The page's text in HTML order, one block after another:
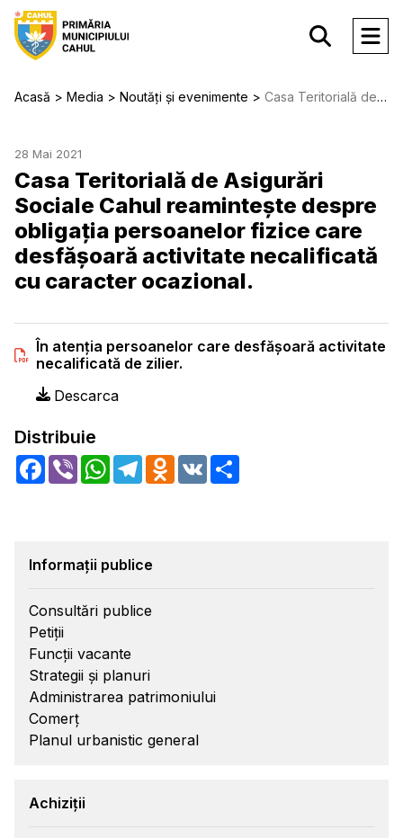
Acasă Media Noutăți și evenimente Casa Teritorială de Asigurări Sociale Cahul reamintește despre obligația persoanelor fizice care desfășoară activitate necalificată cu caracter ocazional.
28 Mai 2021
Casa Teritorială de Asigurări
Sociale Cahul reamintește despre
obligația persoanelor fizice care
desfășoară activitate necalificată
cu caracter ocazional.
În atenţia persoanelor care desfăşoară activitate
necalificată de zilier.
Descarca
Distribuie
Facebook
Viber WhatsApp
TelegramOdnoklassniki
VK
Informații publice
Consultări publice
Petiții
Funcții vacante
Strategii și planuri
Administrarea patrimoniului
Comerț
Planul urbanistic general
Achiziții